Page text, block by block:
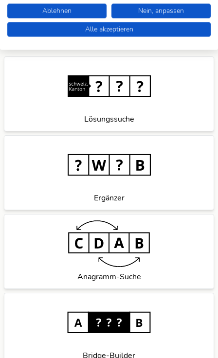
meisterst du spielend leicht jede Herausforderung. Wenn
du weitere Ideen für nützliche Suchfunktionen hast,teile
und wir verbessern unser Angebot gerne
Lösungssuche
Ergänzer
Anagramm-Suche
Bridge-Builder
Ablehnen
Nein, anpassen
Alle akzeptieren